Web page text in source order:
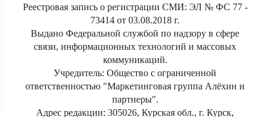
Реестровая запись о регистрации СМИ: ЭЛ № ФС 77 -
73414 от 03.08.2018 г.
Выдано Федеральной службой по надзору в сфере
связи, информационных технологий и массовых
коммуникаций.
Учредитель: Общество с ограниченной
ответственностью "Маркетинговая группа Алёхин и
партнеры".
Адрес редакции: 305026, Курская обл., г. Курск,